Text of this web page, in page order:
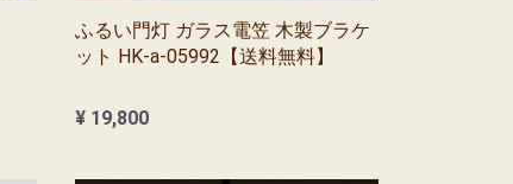
ふるい門灯 ガラス電笠 木製ブラケ
ット HK-a-05992【送料無料】
¥ 19,800